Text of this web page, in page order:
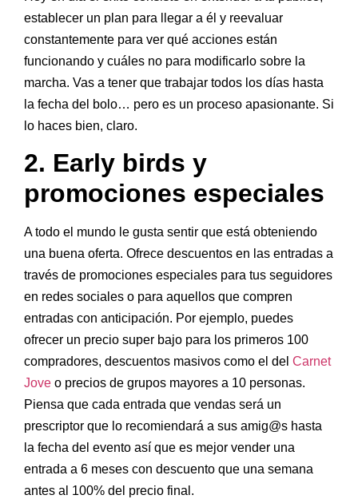
establecer un plan para llegar a él y reevaluar
constantemente para ver qué acciones están
funcionando y cuáles no para modificarlo sobre la
marcha. Vas a tener que trabajar todos los días hasta
la fecha del bolo… pero es un proceso apasionante. Si
lo haces bien, claro.
2. Early birds y
promociones especiales
A todo el mundo le gusta sentir que está obteniendo
una buena oferta. Ofrece descuentos en las entradas a
través de promociones especiales para tus seguidores
en redes sociales o para aquellos que compren
entradas con anticipación. Por ejemplo, puedes
ofrecer un precio super bajo para los primeros 100
compradores, descuentos masivos como el del Carnet
Jove o precios de grupos mayores a 10 personas.
Piensa que cada entrada que vendas será un
prescriptor que lo recomiendará a sus amig@s hasta
la fecha del evento así que es mejor vender una
entrada a 6 meses con descuento que una semana
antes al 100% del precio final.